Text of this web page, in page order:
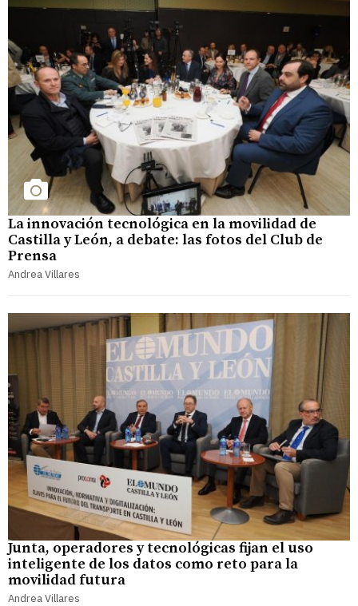
La innovación tecnológica en la movilidad de
Castilla y León, a debate: las fotos del Club de
Prensa
Andrea Villares
Junta, operadores y tecnológicas fijan el uso
inteligente de los datos como reto para la
movilidad futura
Andrea Villares